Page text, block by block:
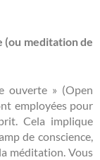
meditation de
ouverte » (Open
employées pour
Cela implique
de conscience,
méditation. Vous